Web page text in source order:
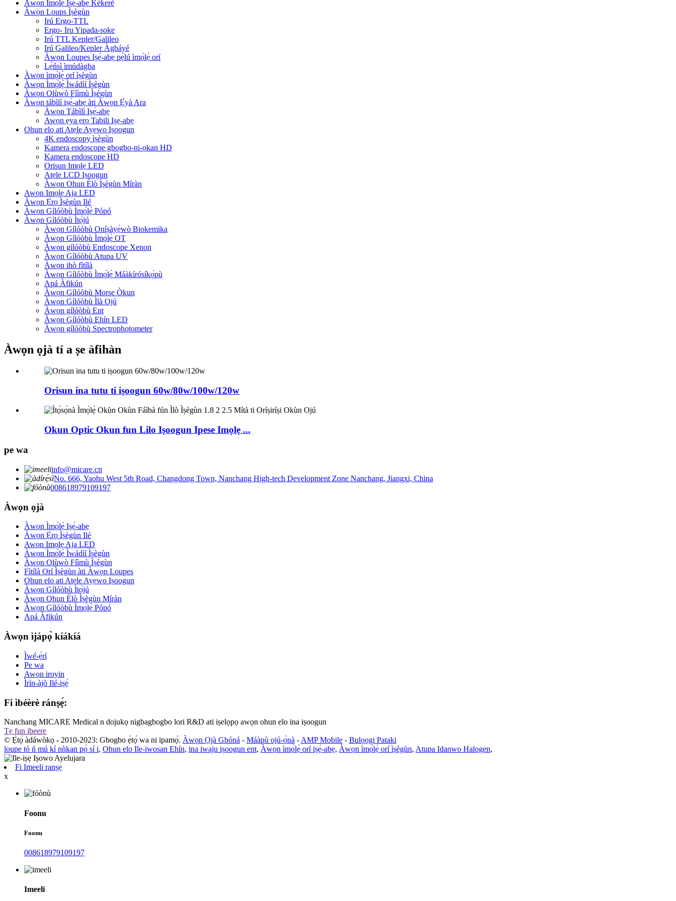
Àwọn Ìmọ́lẹ̀ Iṣẹ́-abẹ Kékeré
Àwọn Loups Ìṣègùn
Irú Ergo-TTL
Ergo- Iru Yipada-soke
Irú TTL Kepler/Galileo
Irú Galileo/Kepler Àgbáyé
Àwọn Loupes Iṣẹ́-abẹ pẹ̀lú ìmọ́lẹ̀ orí
Lẹ́ńsì ìmúdàgba
Àwọn ìmọ́lẹ̀ orí ìṣègùn
Àwọn Ìmọ́lẹ̀ Ìwádìí Ìṣègùn
Àwọn Olùwò Fíìmù Ìṣègùn
Àwọn tábìlì iṣẹ́-abẹ àti Àwọn Ẹ̀yà Ara
Àwọn Tábìlì Iṣẹ́-abẹ
Awọn ẹya ẹrọ Tabili Iṣẹ-abẹ
Ohun elo ati Atẹle Ayẹwo Iṣoogun
4K endoscopy ìṣègùn
Kamera endoscope gbogbo-ni-ọkan HD
Kamera endoscope HD
Orisun Imọlẹ LED
Atẹle LCD Iṣoogun
Àwọn Ohun Èlò Ìṣègùn Míràn
Awọn Imọlẹ Aja LED
Àwọn Ẹ̀rọ Ìṣègùn Ilé
Àwọn Gílóòbù Ìmọ́lẹ̀ Pópó
Àwọn Gílóòbù Ìtọ́jú
Àwọn Gílóòbù Oníṣàyẹ̀wò Biokemika
Àwọn Gílóòbù Ìmọ́lẹ̀ OT
Àwọn gílóòbù Endoscope Xenon
Àwọn Gílóòbù Atupa UV
Àwọn ihò fìtílà
Àwọn Gílóòbù Ìmọ́lẹ̀ Máàkírósíkọ́pù
Apá Àfikún
Àwọn Gílóòbù Morse Òkun
Àwọn Gílóòbù Ìlà Ojú
Àwọn gílóòbù Ent
Àwọn Gílóòbù Ehín LED
Àwọn gílóòbù Spectrophotometer
Àwọn ọjà tí a ṣe àfihàn
Orisun ina tutu ti iṣoogun 60w/80w/100w/120w
Okun Optic Okun fun Lilo Iṣoogun Ipese Imọlẹ ...
pe wa
info@micare.cn
No. 666, Yaohu West 5th Road, Changdong Town, Nanchang High-tech Development Zone Nanchang, Jiangxi, China
008618979109197
Àwọn ọjà
Àwọn Ìmọ́lẹ̀ Iṣẹ́-abẹ
Àwọn Ẹ̀rọ Ìṣègùn Ilé
Awọn Imọlẹ Aja LED
Àwọn Ìmọ́lẹ̀ Ìwádìí Ìṣègùn
Àwọn Olùwò Fíìmù Ìṣègùn
Fìtílà Orí Ìṣègùn àti Àwọn Loupes
Ohun elo ati Atẹle Ayẹwo Iṣoogun
Àwọn Gílóòbù Ìtọ́jú
Àwọn Ohun Èlò Ìṣègùn Míràn
Àwọn Gílóòbù Ìmọ́lẹ̀ Pópó
Apá Àfikún
Àwọn ìjápọ̀ kíákíá
Ìwé-ẹ̀rí
Pe wa
Awọn iroyin
Ìrìn-àjò Ilé-iṣẹ́
Fi ìbéèrè ránṣẹ́:
Nanchang MICARE Medical n dojukọ nigbagbogbo lori R&D ati iṣelọpọ awọn ohun elo ina iṣoogun
Tẹ fun ibeere
© Ẹ̀tọ́ àdáwòkọ - 2010-2023: Gbogbo ẹ̀tọ́ wa ni ipamọ́. Àwọn Ọjà Gbóná - Máàpù ojú-ọ̀nà - AMP Mobile - Bulọọgi Pataki
loupe tó ń mú kí nǹkan pọ̀ sí i, Ohun elo Ile-iwosan Ehín, ina iwaju iṣoogun ent, Àwọn ìmọ́lẹ̀ orí iṣẹ́-abẹ, Àwọn ìmọ́lẹ̀ orí ìṣègùn, Atupa Idanwo Halogen,
Fi Imeeli ranṣẹ
x
Foonu
Foonu
008618979109197
Imeeli